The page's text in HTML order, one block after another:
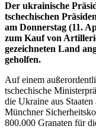
Der ukrainische
tschechischen
am Donnerstag (11.
zum Kauf von
gezeichneten Land
geholfen.
Auf einem
tschechische
die Ukraine aus
Münchner
800.000 Granaten für